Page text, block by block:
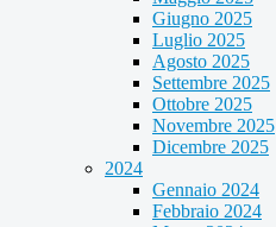
Giugno 2025
Luglio 2025
Agosto 2025
Settembre 2025
Ottobre 2025
Novembre 2025
Dicembre 2025
2024
Gennaio 2024
Febbraio 2024